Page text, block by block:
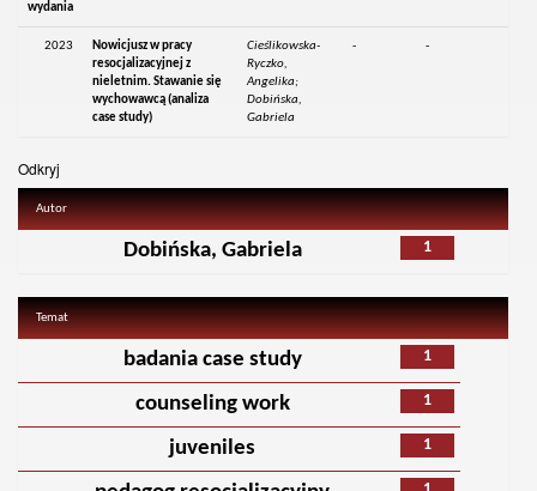
wydania
2023
Nowicjusz w pracy
resocjalizacyjnej z
nieletnim. Stawanie się
wychowawcą (analiza
case study)
Cieślikowska-
Ryczko,
Angelika;
Dobińska,
Gabriela
- -
Odkryj
Autor
1
Dobińska, Gabriela
Temat
1
badania case study
1
counseling work
1
juveniles